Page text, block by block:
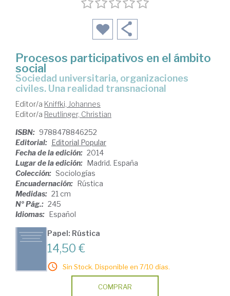
Procesos participativos en el ámbito
social
sociedad universitaria, organizaciones
civiles. Una realidad transnacional
Editor/a Kniffki, Johannes
Editor/a Reutlinger, Christian
ISBN: 9788478846252
Editorial: Editorial Popular
Fecha de la edición: 2014
Lugar de la edición: Madrid. España
Colección: Sociologías
Encuadernación: Rústica
Medidas: 21 cm
Nº Pág.: 245
Idiomas: Español
Papel: Rústica
14,50 €
Sin Stock. Disponible en 7/10 días.
COMPRAR